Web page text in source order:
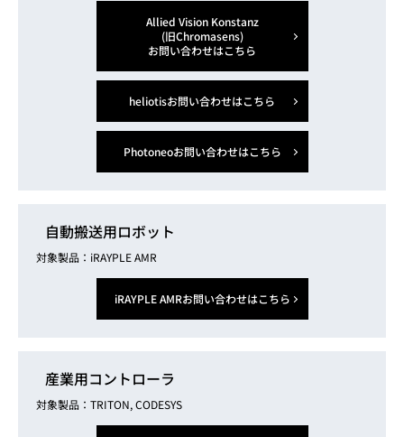
Allied Vision Konstanz
(旧Chromasens)
お問い合わせはこちら
heliotisお問い合わせはこちら
Photoneoお問い合わせはこちら
自動搬送用ロボット
対象製品：iRAYPLE AMR
iRAYPLE AMRお問い合わせはこちら
産業用コントローラ
対象製品：TRITON, CODESYS